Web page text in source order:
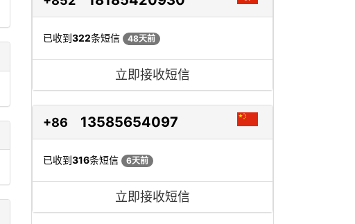
已收到322条短信 48天前
立即接收短信
+86 13585654097
已收到316条短信 6天前
立即接收短信